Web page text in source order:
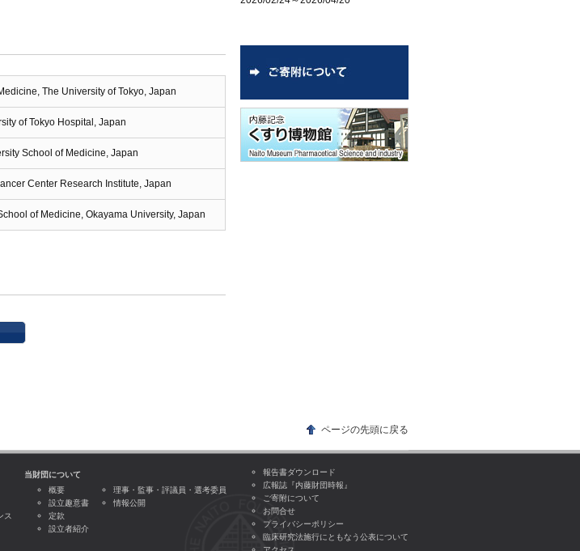
The University of Tokyo, Japan
of Tokyo Hospital, Japan
School of Medicine, Japan
Center Research Institute, Japan
of Medicine, Okayama University, Japan
ページの先頭に戻る
ス
当財団について
概要
設立趣意書
定款
設立者紹介
理事・監事・評議員・選考委員
情報公開
報告書ダウンロード
広報誌『内藤財団時報』
ご寄附について
お問合せ
プライバシーポリシー
臨床研究法施行にともなう公表について